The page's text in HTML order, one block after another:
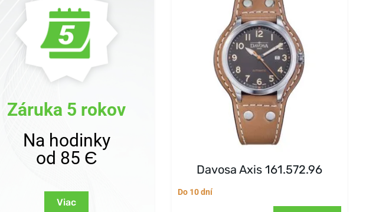
Záruka 5 rokov
Na hodinky
od 85 Є
Viac
Davosa Axis 161.572.96
Do 10 dní